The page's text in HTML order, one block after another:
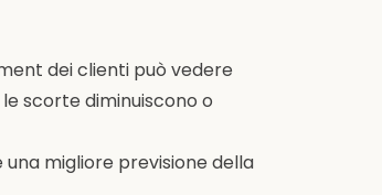
dei clienti può vedere
scorte diminuiscono o
migliore previsione della